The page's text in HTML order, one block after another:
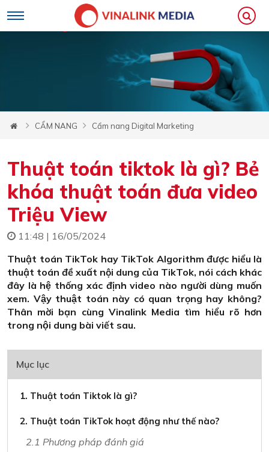
CẨM NANG Cẩm nang Digital Marketing
Thuật toán tiktok là gì? Bẻ
khóa thuật toán đưa video
Triệu View
11:48 | 16/05/2024
Thuật toán TikTok hay TikTok Algorithm được hiểu là
thuật toán đề xuất nội dung của TikTok, nói cách khác
đây là hệ thống xác định video nào người dùng muốn
xem. Vậy thuật toán này có quan trọng hay không?
Thân mời bạn cùng Vinalink Media tìm hiểu rõ hơn
trong nội dung bài viết sau.
Mục lục
1. Thuật toán Tiktok là gì?
2. Thuật toán TikTok hoạt động như thế nào?
2.1 Phương pháp đánh giá